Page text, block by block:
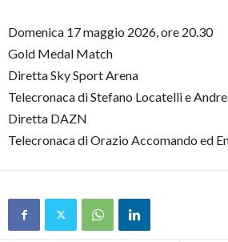
Domenica 17 maggio 2026, ore 20.30
Gold Medal Match
Diretta Sky Sport Arena
Telecronaca di Stefano Locatelli e
Diretta DAZN
Telecronaca di Orazio Accomando ed